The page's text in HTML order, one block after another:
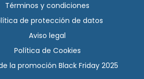
Términos y condiciones
de protección de datos
Aviso legal
Política de Cookies
la promoción Black Friday 2025